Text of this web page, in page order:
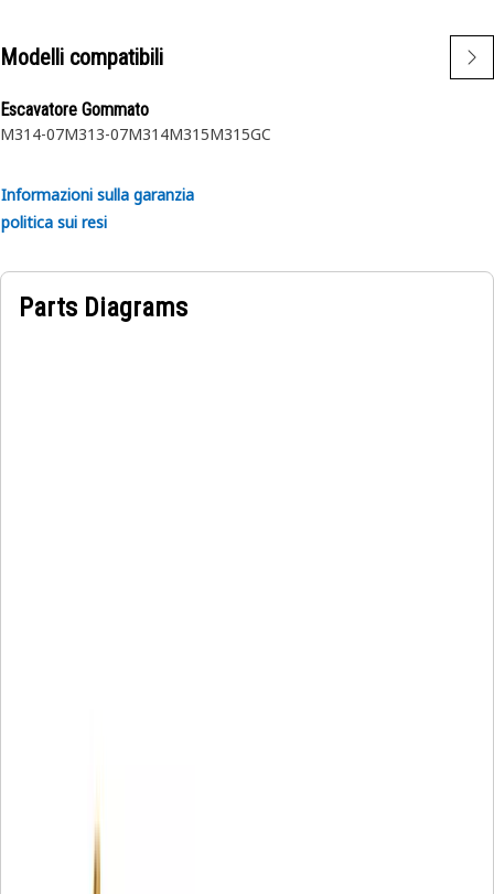
Modelli compatibili
Escavatore Gommato
M314-07M313-07M314M315M315GC
Informazioni sulla garanzia
politica sui resi
Parts Diagrams